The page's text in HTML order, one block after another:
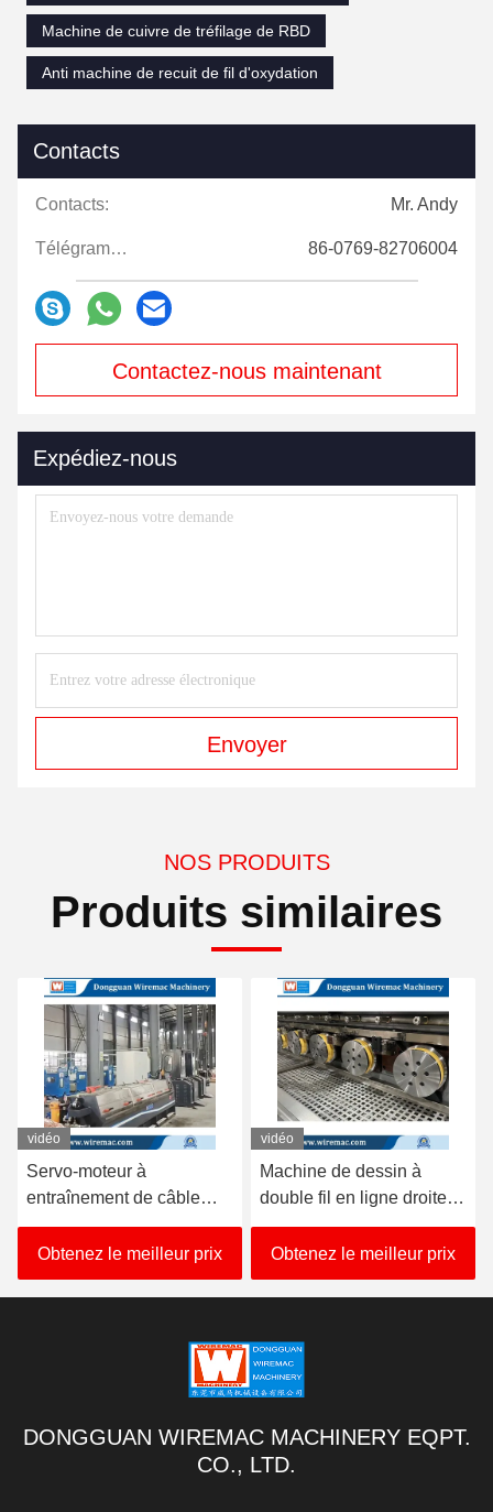
Machine de cuivre de tréfilage de RBD
Anti machine de recuit de fil d'oxydation
Contacts
Contacts: Mr. Andy
Télégramme: 86-0769-82706004
Contactez-nous maintenant
Expédiez-nous
Envoyer
NOS PRODUITS
Produits similaires
vidéo
Machine de dessin à
double fil en ligne droite
de type humide avec
anneuse en ligne
Obtenez le meilleur prix
vidéo
Machine de dessin en
ligne à double fil avec 2
spools pour le
cuivre/l'aluminium
Obtenez le meilleur prix
DONGGUAN WIREMAC MACHINERY EQPT.
CO., LTD.